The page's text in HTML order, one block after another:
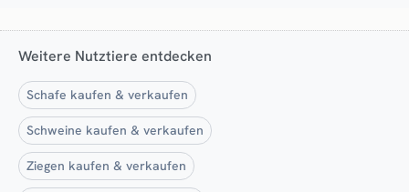
Weitere Nutztiere entdecken
Schafe kaufen & verkaufen
Schweine kaufen & verkaufen
Ziegen kaufen & verkaufen